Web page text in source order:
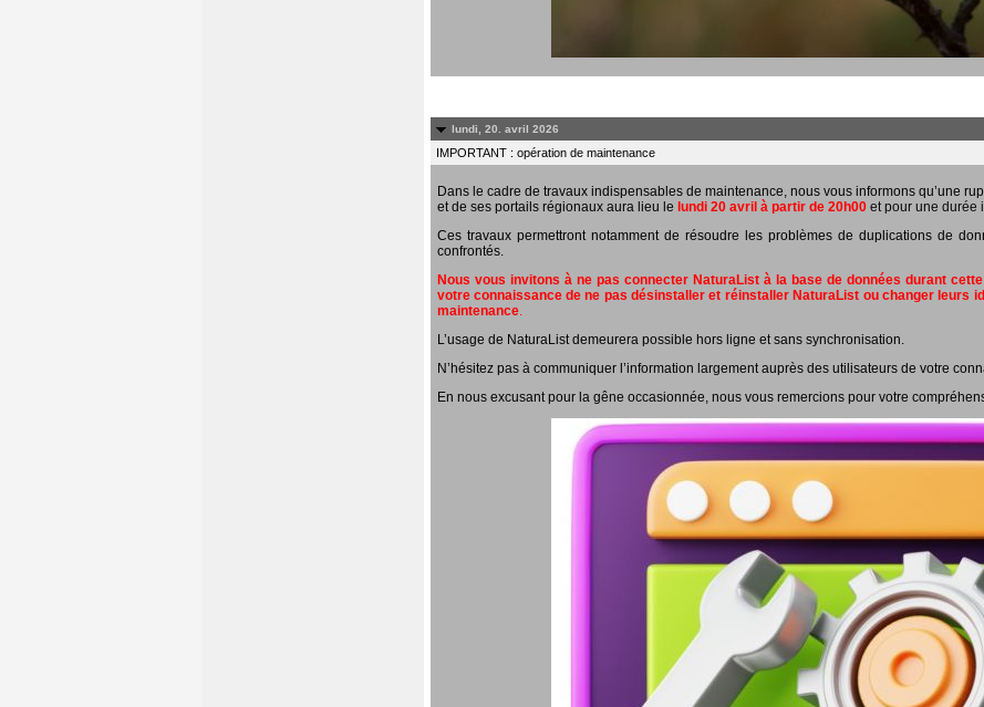
lundi, 20. avril 2026
IMPORTANT : opération de maintenance
Dans le cadre de travaux indispensables de maintenance, nous vous informons qu’une
et de ses portails régionaux aura lieu le lundi 20 avril à partir de 20h00 et pour une durée
Ces travaux permettront notamment de résoudre les problèmes de duplications de
confrontés.
Nous vous invitons à ne pas connecter NaturaList à la base de données durant
votre connaissance de ne pas désinstaller et réinstaller NaturaList ou changer leurs
maintenance.
L’usage de NaturaList demeurera possible hors ligne et sans synchronisation.
N’hésitez pas à communiquer l’information largement auprès des utilisateurs de votre
En nous excusant pour la gêne occasionnée, nous vous remercions pour votre